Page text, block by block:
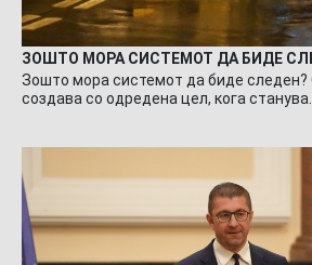
ЗОШТО МОРА СИСТЕМОТ ДА БИДЕ
Зошто мора системот да биде следен?
создава со одредена цел, кога